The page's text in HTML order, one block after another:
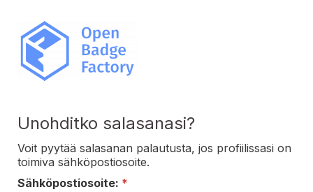
Unohditko salasanasi?
Voit pyytää salasanan palautusta, jos profiilissasi on
toimiva sähköpostiosoite.
Sähköpostiosoite: *